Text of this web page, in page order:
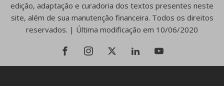
edição, adaptação e curadoria dos textos presentes neste
site, além de sua manutenção financeira. Todos os direitos
reservados. | Última modificação em 10/06/2020